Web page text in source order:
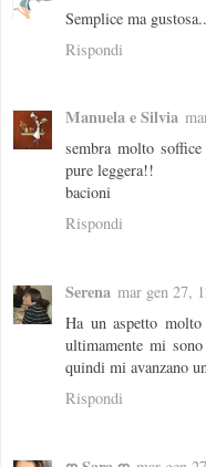
Semplice ma
Rispondi
Manuela e Silvia
sembra molto
pure leggera!!
bacioni
Rispondi
Serena mar gen 27,
Ha un aspetto
ultimamente mi
quindi mi avanzano
Rispondi